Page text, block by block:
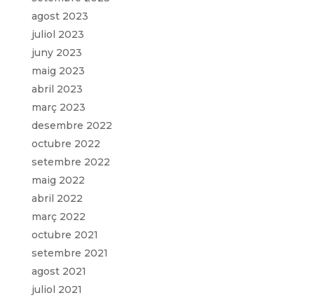
agost 2023
juliol 2023
juny 2023
maig 2023
abril 2023
març 2023
desembre 2022
octubre 2022
setembre 2022
maig 2022
abril 2022
març 2022
octubre 2021
setembre 2021
agost 2021
juliol 2021